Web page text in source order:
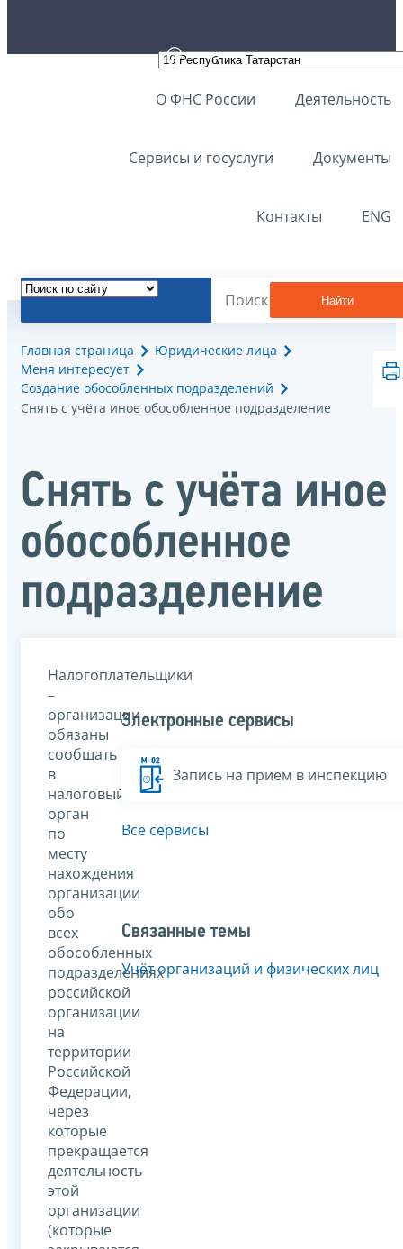
О ФНС России Деятельность
Сервисы и госуслуги Документы
Контакты ENG
Найти
Главная страница
Юридические лица
Меня интересует
Создание обособленных подразделений
Снять с учёта иное обособленное подразделение
Снять с учёта иное
обособленное
подразделение
Налогоплательщики
–
организации
обязаны
сообщать
в
налоговый
орган
по
месту
нахождения
организации
обо
всех
обособленных
подразделениях
российской
организации
на
территории
Российской
Федерации,
через
которые
прекращается
деятельность
этой
организации
(которые
Электронные сервисы
Запись на прием в инспекцию
Все сервисы
Связанные темы
Учёт организаций и физических лиц